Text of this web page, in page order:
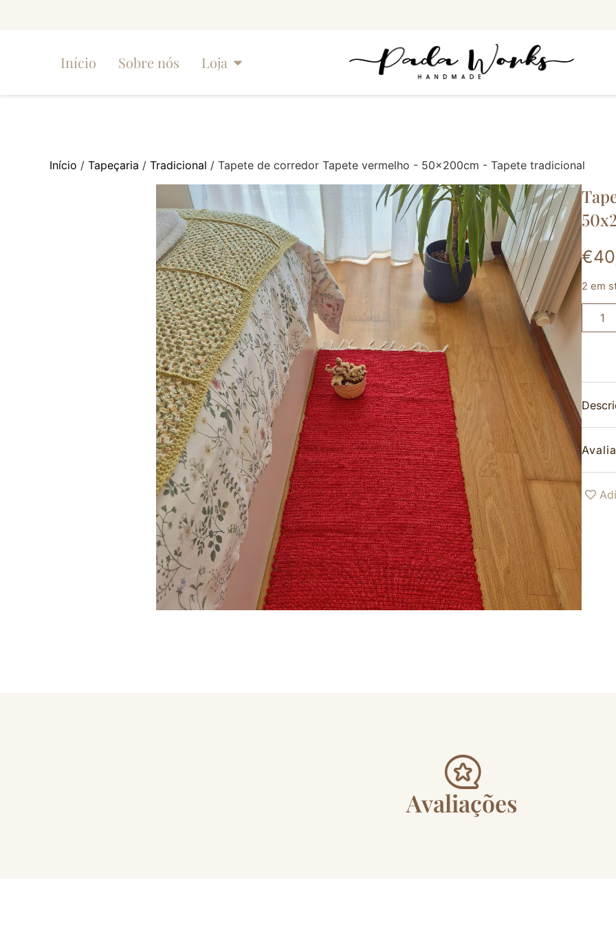
Início Sobre nós Loja
Início / Tapeçaria / Tradicional / Tapete de corredor Tapete vermelho - 50x200cm - Tapete tradicional
€
2 em
Avaliações